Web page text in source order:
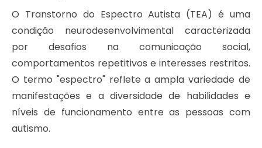
O Transtorno do Espectro Autista (TEA) é uma
condição neurodesenvolvimental caracterizada
por desafios na comunicação social,
comportamentos repetitivos e interesses restritos.
O termo "espectro" reflete a ampla variedade de
manifestações e a diversidade de habilidades e
níveis de funcionamento entre as pessoas com
autismo.